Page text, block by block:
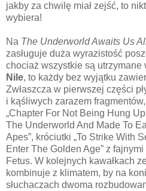
jakby za chwilę miał zejść, to
wybiera!
Na The Underworld Awaits Us
zasługuje duża wyrazistość
chociaż wszystkie są utrzymane
Nile, to każdy bez wyjątku
Zwłaszcza w pierwszej części
i kąśliwych zarazem
„Chapter For Not Being Hung
The Underworld And Made To
Apes”, króciutki „To Strike With
Enter The Golden Age” z
Fetus. W kolejnych kawałkach
kombinuje z klimatem, by na
słuchaczach dwoma